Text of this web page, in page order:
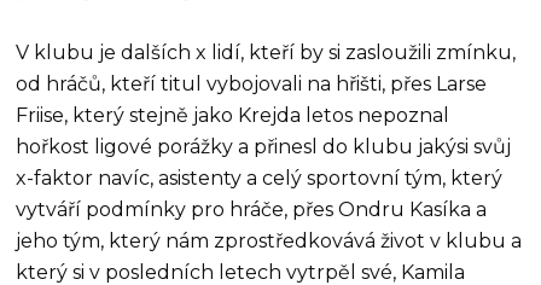
V klubu je dalších x lidí, kteří by si zasloužili zmínku,
od hráčů, kteří titul vybojovali na hřišti, přes Larse
Friise, který stejně jako Krejda letos nepoznal
hořkost ligové porážky a přinesl do klubu jakýsi svůj
x-faktor navíc, asistenty a celý sportovní tým, který
vytváří podmínky pro hráče, přes Ondru Kasíka a
jeho tým, který nám zprostředkovává život v klubu a
který si v posledních letech vytrpěl své, Kamila